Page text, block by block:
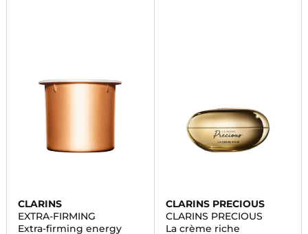
CLARINS
EXTRA-FIRMING
Extra-firming energy
CLARINS PRECIOUS
CLARINS PRECIOUS
La crème riche